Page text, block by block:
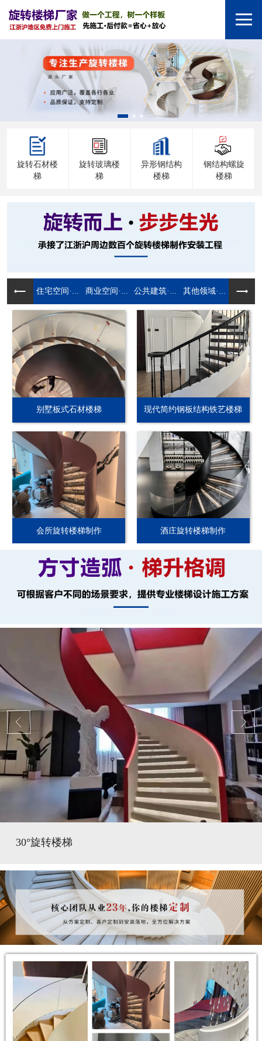
旋转石材楼
梯
旋转玻璃楼
梯
异形钢结构
楼梯
钢结构螺旋
楼梯
住宅空间·... 商业空间·... 公共建筑·... 其他领域·...
别墅板式石材楼梯 现代简约钢板结构铁艺楼梯
会所旋转楼梯制作 酒庄旋转楼梯制作
30°旋转楼梯